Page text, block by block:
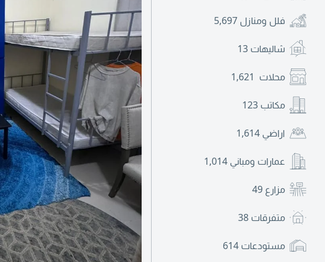
فلل ومنازل 5,697
شاليهات 13
محلات 1,621
مكاتب 123
اراضي 1,614
عمارات ومباني 1,014
مزارع 49
متفرقات 38
مستودعات 614